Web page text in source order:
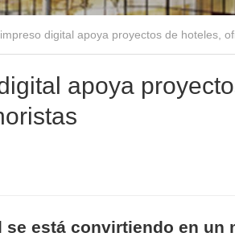
digital apoya proyectos de hoteles,
apoya
está convirtiendo en un